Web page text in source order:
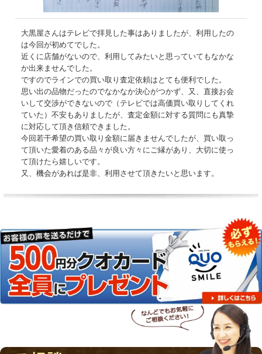
大黒屋さんはテレビで拝見した事はありましたが、利用したの
は今回が初めてでした。
近くに店舗がないので、利用してみたいと思っていてもなかな
か出来ませんでした。
ですのでラインでの買い取り査定依頼はとても便利でした。
思い出の品物だったのでなかなか決心がつかず、又、直接お会
いして交渉ができないので（テレビでは高価買い取りしてくれ
ていた）不安もありましたが、査定金額に対する質問にも真摯
に対応して頂き信頼できました。
今回若干希望の買い取り金額に届きませんでしたが、買い取っ
て頂いた愛着のある品々が良い方々にご縁があり、大切に使っ
て頂けたら嬉しいです。
又、機会があれば是非、利用させて頂きたいと思います。